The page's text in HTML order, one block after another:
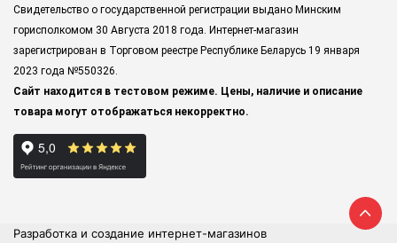
Свидетельство о государственной регистрации выдано Минским
горисполкомом 30 Августа 2018 года. Интернет-магазин
зарегистрирован в Торговом реестре Республике Беларусь 19 января
2023 года №550326.
Сайт находится в тестовом режиме. Цены, наличие и описание
товара могут отображаться некорректно.
Разработка и создание интернет-магазинов